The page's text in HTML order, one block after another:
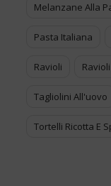
Melanzane Alla
Pasta Italiana
Ravioli
Tagliolini All'uovo
Tortelli Ricotta E